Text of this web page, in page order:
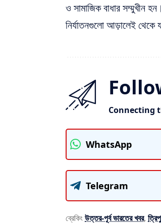
ও সামাজিক বাধার সম্মুখীন
নির্যাতনগুলো আড়ালেই থেকে
Connecting
WhatsApp
Telegram
ব্রেকিংউত্তর-পূর্ব ভারতের খবর,